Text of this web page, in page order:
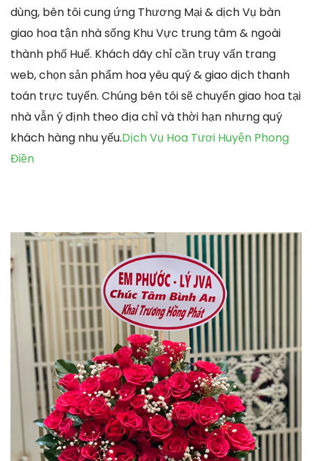
dùng, bên tôi cung ứng Thương Mại & dịch Vụ bàn
giao hoa tận nhà sống Khu Vực trung tâm & ngoài
thành phố Huế. Khách dãy chỉ cần truy vấn trang
web, chọn sản phẩm hoa yêu quý & giao dịch thanh
toán trực tuyến. Chúng bên tôi sẽ chuyển giao hoa tại
nhà vẫn ý định theo địa chỉ và thời hạn nhưng quý
khách hàng nhu yếu.Dịch Vụ Hoa Tươi Huyện Phong
Điền